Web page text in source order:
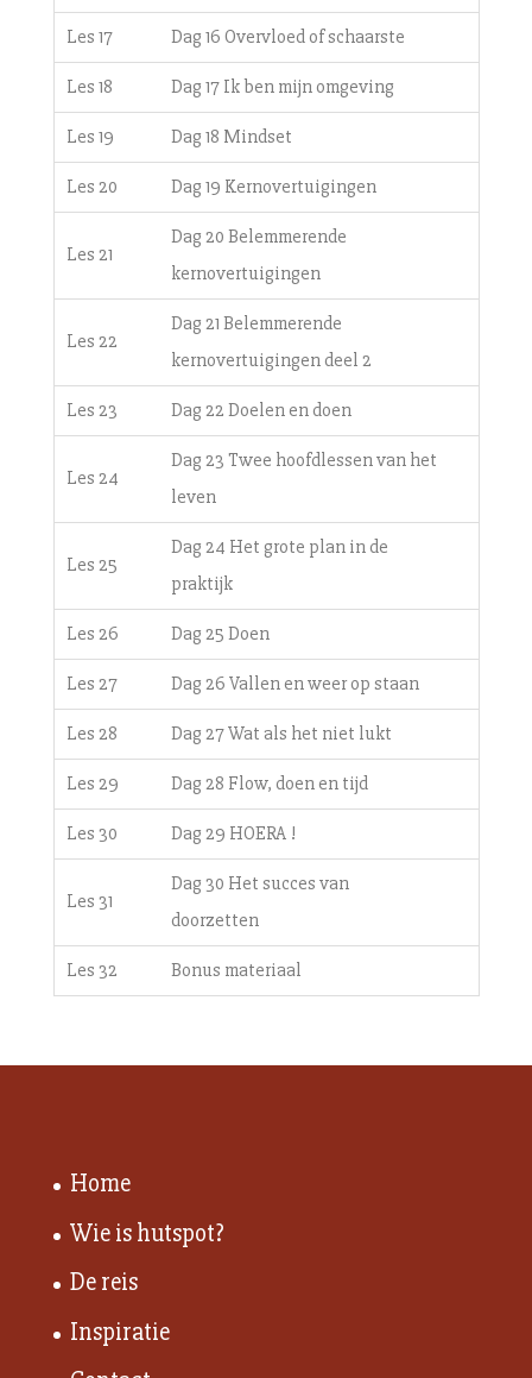
Les 17 Dag 16 Overvloed of schaarste
Les 18 Dag 17 Ik ben mijn omgeving
Les 19 Dag 18 Mindset
Les 20 Dag 19 Kernovertuigingen
Les 21
Dag 20 Belemmerende
kernovertuigingen
Les 22
Dag 21 Belemmerende
kernovertuigingen deel 2
Les 23 Dag 22 Doelen en doen
Les 24
Dag 23 Twee hoofdlessen van het
leven
Les 25
Dag 24 Het grote plan in de
praktijk
Les 26 Dag 25 Doen
Les 27 Dag 26 Vallen en weer op staan
Les 28 Dag 27 Wat als het niet lukt
Les 29 Dag 28 Flow, doen en tijd
Les 30 Dag 29 HOERA !
Les 31
Dag 30 Het succes van
doorzetten
Les 32 Bonus materiaal
Home
Wie is hutspot?
De reis
Inspiratie